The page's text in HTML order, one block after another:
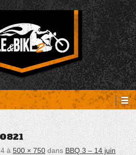
préparation et custom, boutique, pièces
Rambouillet
à500 × 750dansBBQ 3 – 14 juin